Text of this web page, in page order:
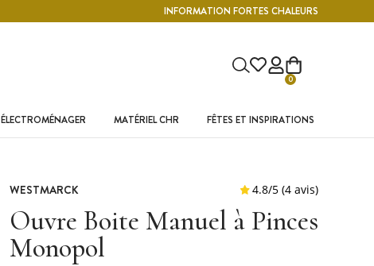
INFORMATION FORTES CHALEURS
0
ÉLECTROMÉNAGER MATÉRIEL CHR FÊTES ET INSPIRATIONS
WESTMARCK
Ouvre Boite Manuel à Pinces
Monopol